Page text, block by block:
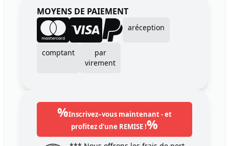
MOYENS DE PAIEMENT
aréception
comptant
par
virement
%Inscrivez–vous maintenant - et
profitez d'une REMISE !%